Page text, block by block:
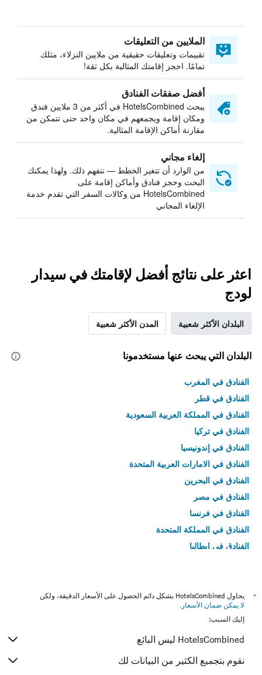
الملايين من التعليقات
تقييمات وتعليقات حقيقية من ملايين النزلاء، مثلك
تمامًا. احجز إقامتك المثالية بكل ثقة!
أفضل صفقات الفنادق
يبحث HotelsCombined في أكثر من 3 ملايين فندق
ومكان إقامة ويجمعهم في مكان واحد حتى تتمكن من
مقارنة أماكن الإقامة المثالية.
إلغاء مجاني
من الوارد أن تتغير الخطط — نتفهم ذلك. ولهذا يمكنك
البحث وحجز فنادق وأماكن إقامة على
HotelsCombined من وكالات السفر التي تقدم خدمة
الإلغاء المجاني
اعثر على نتائج أفضل لإقامتك في سيدار
لودج
البلدان الأكثر شعبية المدن الأكثر شعبية
البلدان التي يبحث عنها مستخدمونا
الفنادق في المغرب
الفنادق في قطر
الفنادق في المملكة العربية السعودية
الفنادق في تركيا
الفنادق في إندونيسيا
الفنادق في الامارات العربية المتحدة
الفنادق في البحرين
الفنادق في مصر
الفنادق في فرنسا
الفنادق في المملكة المتحدة
الفنادق في إيطاليا
*
يحاول HotelsCombined بشكل دائم الحصول على الأسعار الدقيقة، ولكن
لا يمكن ضمان الأسعار .
إليك السبب:
HotelsCombined ليس البائع
نقوم بتجميع الكثير من البيانات لك